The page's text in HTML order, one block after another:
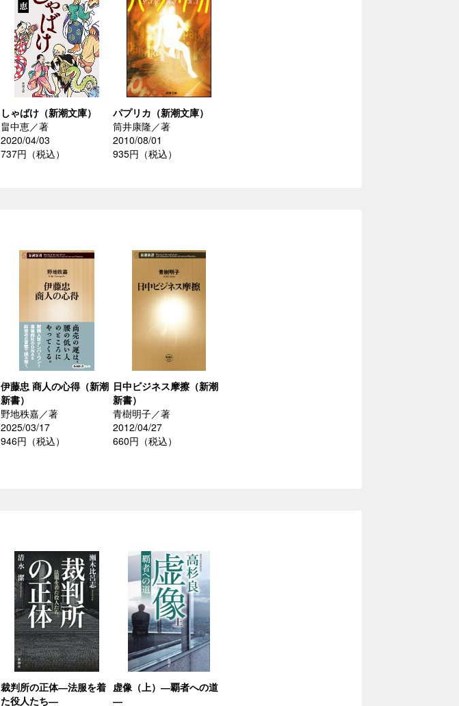
しゃばけ（新潮文庫）
畠中恵／著
2020/04/03
737円（税込）
パプリカ（新潮文庫）
筒井康隆／著
2010/08/01
935円（税込）
伊藤忠 商人の心得（新潮
新書）
野地秩嘉／著
2025/03/17
946円（税込）
日中ビジネス摩擦（新潮
新書）
青樹明子／著
2012/04/27
660円（税込）
裁判所の正体―法服を着
た役人たち―
虚像（上）―覇者への道
―